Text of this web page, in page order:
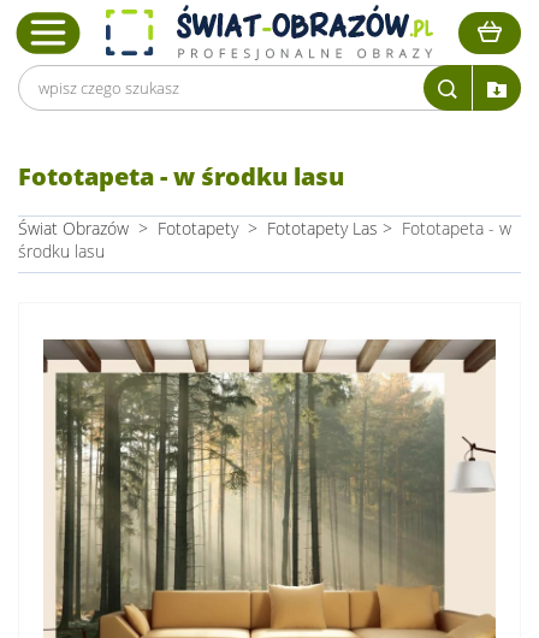
Fototapeta - w środku lasu
Świat Obrazów > Fototapety > Fototapety Las > Fototapeta - w
środku lasu